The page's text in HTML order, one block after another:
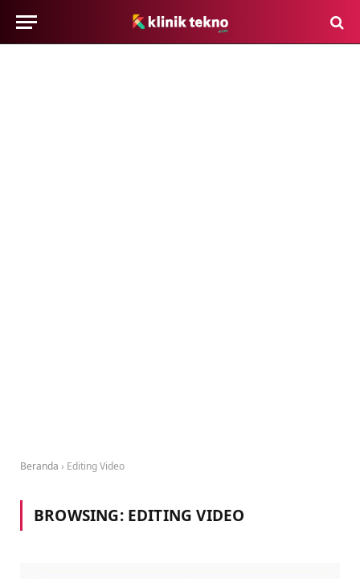
Beranda › Editing Video
BROWSING: EDITING VIDEO